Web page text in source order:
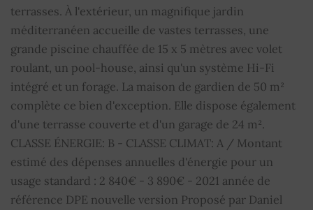
Double vitrage
Arrosage OUI
Maison de gardien
Fenêtres coulissantes
Volets roulants électriques
Jacuzzi OUI
terrasses. À l'extérieur, un magnifique jardin
méditerranéen accueille de vastes terrasses, une
grande piscine chauffée de 15 x 5 mètres avec volet
roulant, un pool-house, ainsi qu'un système Hi-Fi
intégré et un forage. La maison de gardien de 50 m²
complète ce bien d'exception. Elle dispose également
d'une terrasse couverte et d'un garage de 24 m².
CLASSE ÉNERGIE: B - CLASSE CLIMAT: A / Montant
estimé des dépenses annuelles d'énergie pour un
usage standard : 2 840€ - 3 890€ - 2021 année de
référence DPE nouvelle version Proposé par Daniel